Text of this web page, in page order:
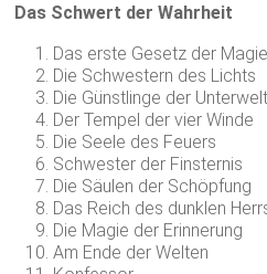
Das Schwert der Wahrheit
Das erste Gesetz der Magie
Die Schwestern des Lichts
Die Günstlinge der Unterwelt
Der Tempel der vier Winde
Die Seele des Feuers
Schwester der Finsternis
Die Säulen der Schöpfung
Das Reich des dunklen
Die Magie der Erinnerung
Am Ende der Welten